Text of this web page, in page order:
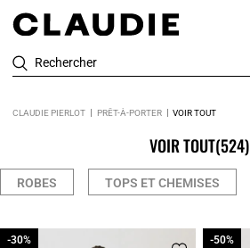
Rechercher
CLAUDIE PIERLOT PRÊT-À-PORTER VOIR TOUT
VOIR TOUT(524)
ROBES TOPS ET CHEMISES
-30%
-30% -50%
-50%